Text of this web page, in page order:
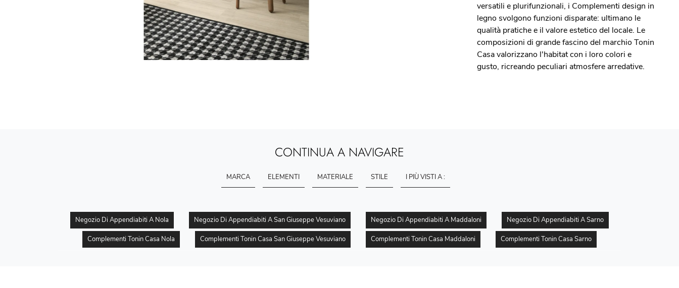
versatili e plurifunzionali, i Complementi design in
legno svolgono funzioni disparate: ultimano le
qualità pratiche e il valore estetico del locale. Le
composizioni di grande fascino del marchio Tonin
Casa valorizzano l'habitat con i loro colori e
gusto, ricreando peculiari atmosfere arredative.
CONTINUA A NAVIGARE
MARCA ELEMENTI MATERIALE STILE I PIÙ VISTI A :
Negozio Di Appendiabiti A Nola Negozio Di Appendiabiti A San Giuseppe Vesuviano Negozio Di Appendiabiti A Maddaloni Negozio Di Appendiabiti A Sarno
Complementi Tonin Casa Nola Complementi Tonin Casa San Giuseppe Vesuviano Complementi Tonin Casa Maddaloni Complementi Tonin Casa Sarno